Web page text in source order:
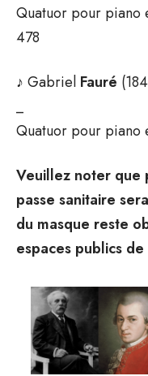
Quatuor pour piano
478
♪ Gabriel Fauré
_
Quatuor pour piano
Veuillez noter que
passe sanitaire
du masque reste
espaces publics